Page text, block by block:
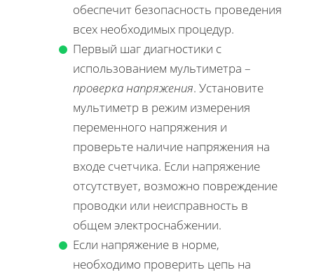
обеспечит безопасность проведения
всех необходимых процедур.
Первый шаг диагностики с
использованием мультиметра –
проверка напряжения. Установите
мультиметр в режим измерения
переменного напряжения и
проверьте наличие напряжения на
входе счетчика. Если напряжение
отсутствует, возможно повреждение
проводки или неисправность в
общем электроснабжении.
Если напряжение в норме,
необходимо проверить цепь на